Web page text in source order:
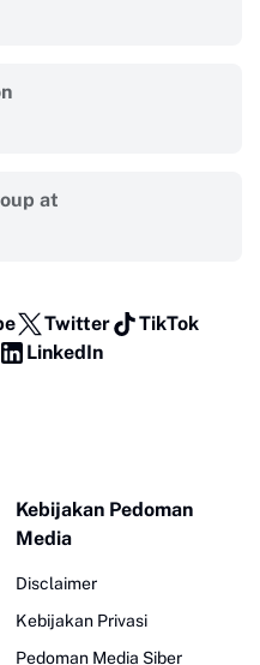
at
Twitter
TikTok
LinkedIn
Kebijakan Pedoman
Media
Disclaimer
Kebijakan Privasi
Pedoman Media Siber